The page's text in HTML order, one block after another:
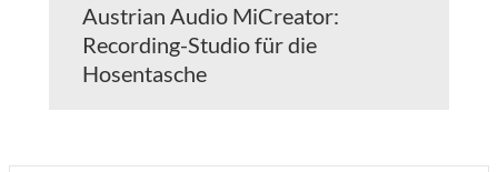
Austrian Audio MiCreator:
Recording-Studio für die
Hosentasche